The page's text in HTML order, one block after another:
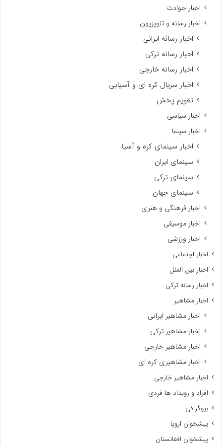
اخبار حوادث
اخبار رسانه و تلویزیون
اخبار رسانه ایرانی
اخبار رسانه ترکی
اخبار رسانه خارجی
اخبار سریال کره ای و آسیایی
تقویم پخش
اخبار سیاسی
اخبار سینما
اخبار سینمای کره و آسیا
سینمای ایران
سینمای ترکی
سینمای جهان
اخبار فرهنگی و هنری
اخبار موسیقی
اخبار ورزشی
اخبار اجتماعی
اخبار بین الملل
اخبار رسانه ترکی
اخبار مشاهیر
اخبار مشاهیر ایرانی
اخبار مشاهیر ترکی
اخبار مشاهیر خارجی
اخبار مشاهیری کره ای
اخبار مشاهیر خارجی
افراد و رویداد ها فردی
بیوگرافی
پیشخوان اروپا
پیشخوان افغانستان